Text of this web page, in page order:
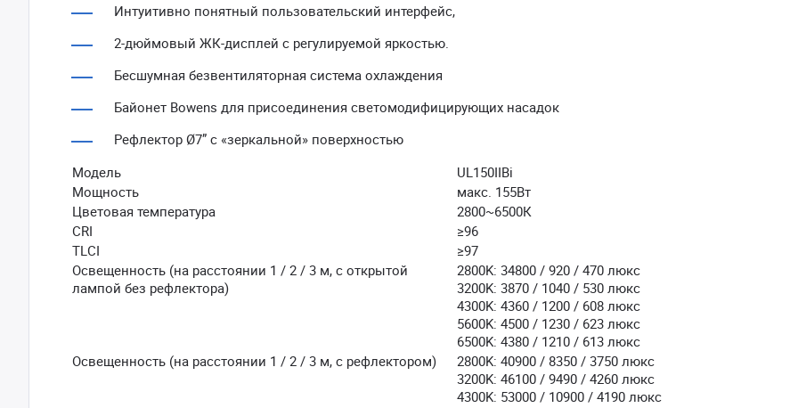
Интуитивно понятный пользовательский интерфейс,
2-дюймовый ЖК-дисплей с регулируемой яркостью.
Бесшумная безвентиляторная система охлаждения
Байонет Bowens для присоединения светомодифицирующих насадок
Рефлектор Ø7” с «зеркальной» поверхностью
Модель
UL150IIBi
Мощность
макс. 155Вт
Цветовая температура
2800~6500К
CRI
≥96
TLCI
≥97
Освещенность (на расстоянии 1 / 2 / 3 м, с открытой
лампой без рефлектора)
2800K: 34800 / 920 / 470 люкс
3200K: 3870 / 1040 / 530 люкс
4300K: 4360 / 1200 / 608 люкс
5600K: 4500 / 1230 / 623 люкс
6500K: 4380 / 1210 / 613 люкс
Освещенность (на расстоянии 1 / 2 / 3 м, с рефлектором)
2800K: 40900 / 8350 / 3750 люкс
3200K: 46100 / 9490 / 4260 люкс
4300K: 53000 / 10900 / 4190 люкс